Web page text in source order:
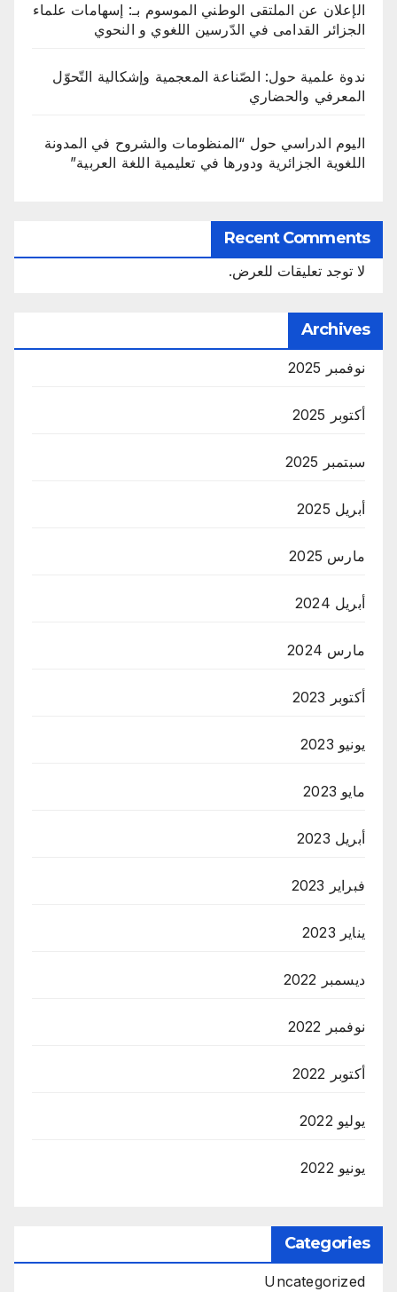
الإعلان عن الملتقى الوطني الموسوم بـ: إسهامات علماء
الجزائر القدامى في الدّرسين اللغوي و النحوي
ندوة علمية حول: الصّناعة المعجمية وإشكالية التّحوّل
المعرفي والحضاري
اليوم الدراسي حول “المنظومات والشروح في المدونة
اللغوية الجزائرية ودورها في تعليمية اللغة العربية”
Recent Comments
لا توجد تعليقات للعرض.
Archives
نوفمبر 2025
أكتوبر 2025
سبتمبر 2025
أبريل 2025
مارس 2025
أبريل 2024
مارس 2024
أكتوبر 2023
يونيو 2023
مايو 2023
أبريل 2023
فبراير 2023
يناير 2023
ديسمبر 2022
نوفمبر 2022
أكتوبر 2022
يوليو 2022
يونيو 2022
Categories
Uncategorized